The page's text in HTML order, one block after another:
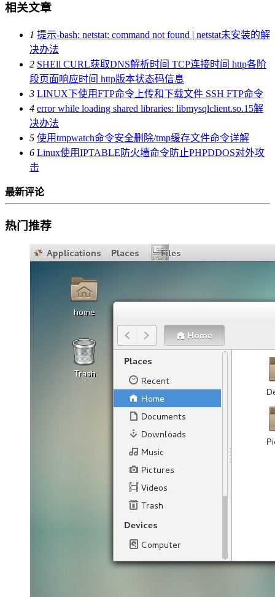
相关文章
1 提示-bash: netstat: command not found | netstat未安装的解
决办法
2 SHEll CURL获取DNS解析时间 TCP连接时间 http各阶
段页面响应时间 http版本状态码信息
3 LINUX下使用FTP命令上传和下载文件 SSH FTP命令
4 error while loading shared libraries: libmysqlclient.so.15解
决办法
5 使用tmpwatch命令安全删除/tmp缓存文件命令详解
6 Linux使用IPTABLE防火墙命令防止PHPDDOS对外攻
击
最新评论
热门推荐